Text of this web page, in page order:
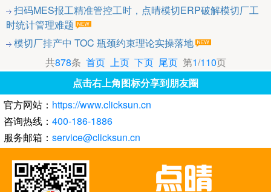
扫码MES报工精准管控工时，点晴模切ERP破解模切厂工
时统计管理难题
模切厂排产中 TOC 瓶颈约束理论实操落地
共878条 首页 上页 下页 尾页第1/110页
点击右上角图标分享到朋友圈
官方网站： https://www.clicksun.cn
咨询热线： 400-186-1886
服务邮箱： service@clicksun.cn